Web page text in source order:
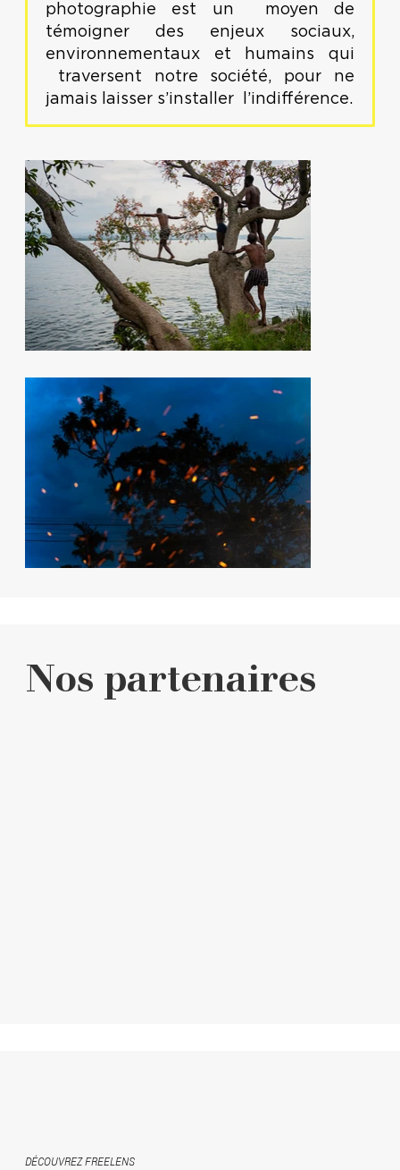
photographie est un moyen de
témoigner des enjeux sociaux,
environnementaux et humains qui
traversent notre société, pour ne
jamais laisser s’installer l’indifférence.
Nos partenaires
DÉCOUVREZ FREELENS